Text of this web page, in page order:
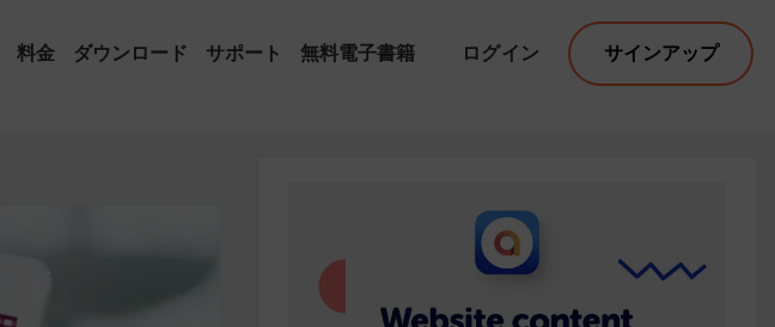
料金 ダウンロード サポート 無料電子書籍 ログイン サインアップ